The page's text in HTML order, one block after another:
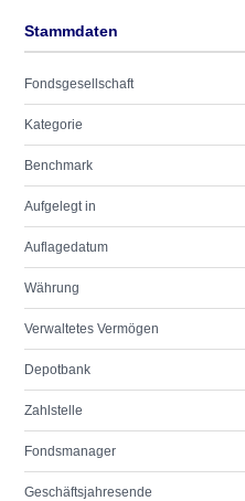
Stammdaten
Fondsgesellschaft
Kategorie
Benchmark
Aufgelegt in
Auflagedatum
Währung
Verwaltetes Vermögen
Depotbank
Zahlstelle
Fondsmanager
Geschäftsjahresende